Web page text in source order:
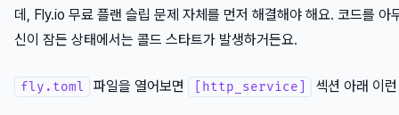
데, Fly.io 무료 플랜 슬립 문제 자체를 먼저 해결해야 해요. 코드를 아
신이 잠든 상태에서는 콜드 스타트가 발생하거든요.
fly.toml 파일을 열어보면 [http_service] 섹션 아래 이